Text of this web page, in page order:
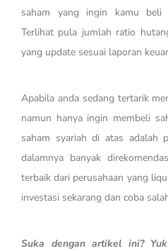
saham yang ingin kamu beli
Terlihat pula jumlah ratio
yang update sesuai laporan
Apabila anda sedang tertarik
namun hanya ingin membeli
saham syariah di atas adalah
dalamnya banyak
terbaik dari perusahaan yang
investasi sekarang dan coba
Suka dengan artikel ini?